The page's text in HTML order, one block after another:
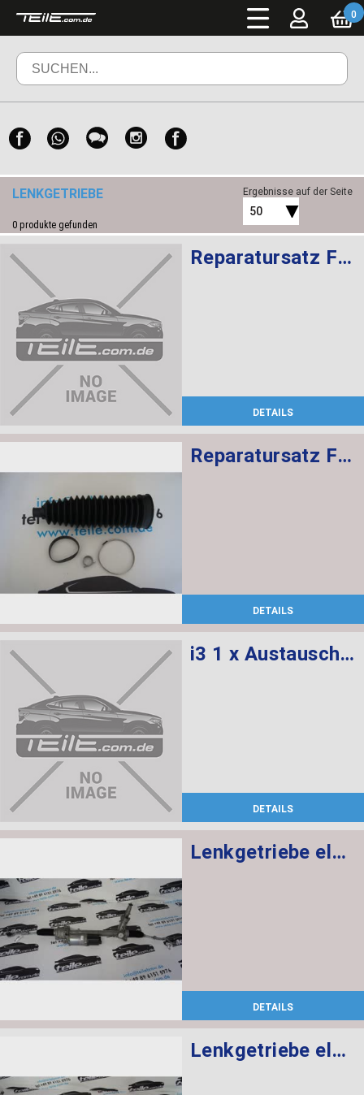
0
LENKGETRIEBE
0 produkte gefunden
Ergebnisse auf der Seite
50
Reparatursatz Faltenbalg ZF
DETAILS
Reparatursatz Faltenbalg TRW
DETAILS
i3 1 x Austausch Lenkgetriebe elektrisch, 1 x Spurstange links, 1 x Spurstange rechts
DETAILS
Lenkgetriebe elektrisch
DETAILS
Lenkgetriebe elektrisch